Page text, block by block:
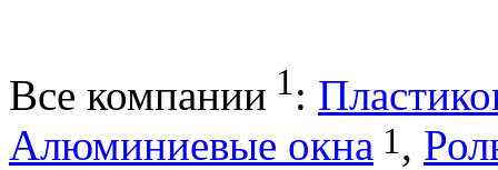
Все компании 1 :
Алюминиевые окна 1,